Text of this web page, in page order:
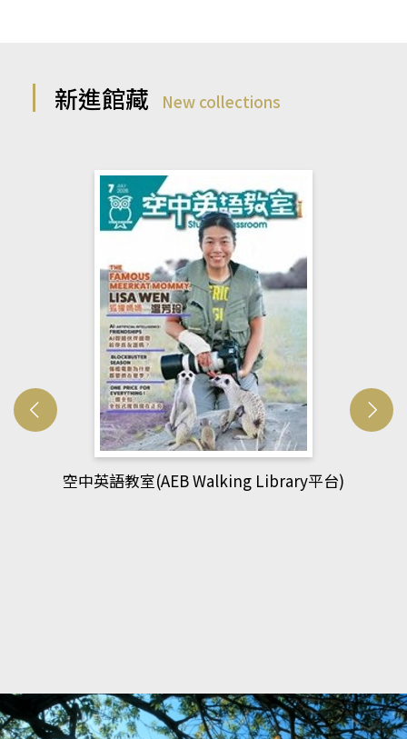
新進館藏 New collections
網管人(kono平台)